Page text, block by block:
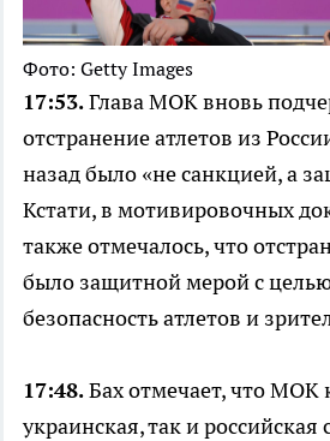
Фото: Getty Images
17:53.Глава МОК вновь
отстранение атлетов из
назад было «не санкцией, а
Кстати, в мотивировочных
также отмечалось, что
было защитной мерой с
безопасность атлетов и
17:48.Бах отмечает, что МОК
украинская, так и российская